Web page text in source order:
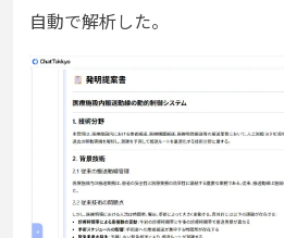
自動で解析した。